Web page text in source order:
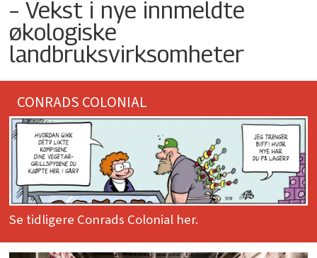
– Vekst i nye innmeldte
økologiske
landbruksvirksomheter
CONRADS COLONIAL
Se tidligere Conrads Colonial her.